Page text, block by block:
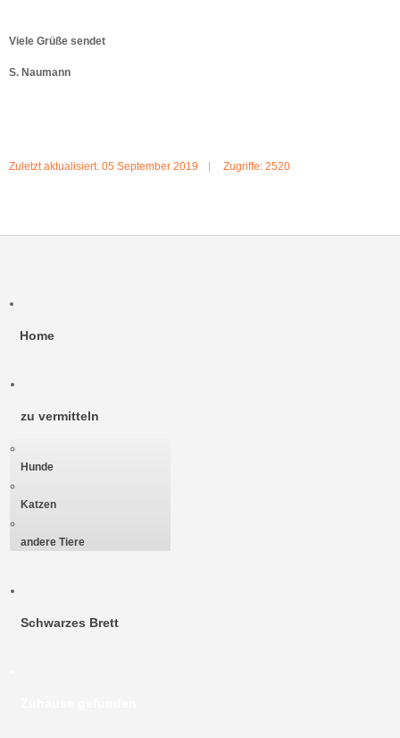
Viele Grüße sendet
S. Naumann
Zuletzt aktualisiert: 05 September 2019 Zugriffe: 2520
Home
zu vermitteln
Hunde
Katzen
andere Tiere
Schwarzes Brett